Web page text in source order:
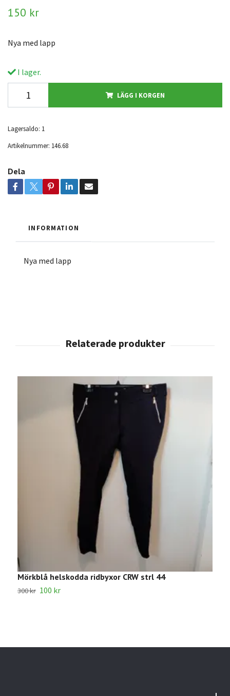
150 kr
Nya med lapp
I lager.
LÄGG I KORGEN
Lagersaldo: 1
Artikelnummer: 146.68
Dela
INFORMATION
Nya med lapp
Mörkblå helskodda ridbyxor CRW strl 44
300 kr 100 kr